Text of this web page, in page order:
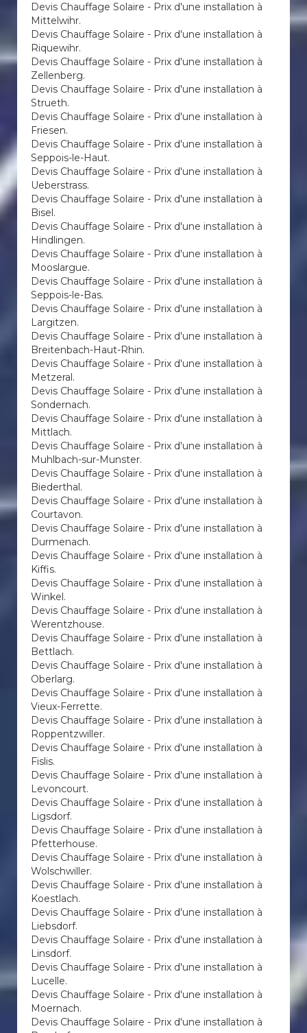
Devis Chauffage Solaire - Prix d'une installation à
Mittelwihr.
Devis Chauffage Solaire - Prix d'une installation à
Riquewihr.
Devis Chauffage Solaire - Prix d'une installation à
Zellenberg.
Devis Chauffage Solaire - Prix d'une installation à
Strueth.
Devis Chauffage Solaire - Prix d'une installation à
Friesen.
Devis Chauffage Solaire - Prix d'une installation à
Seppois-le-Haut.
Devis Chauffage Solaire - Prix d'une installation à
Ueberstrass.
Devis Chauffage Solaire - Prix d'une installation à
Bisel.
Devis Chauffage Solaire - Prix d'une installation à
Hindlingen.
Devis Chauffage Solaire - Prix d'une installation à
Mooslargue.
Devis Chauffage Solaire - Prix d'une installation à
Seppois-le-Bas.
Devis Chauffage Solaire - Prix d'une installation à
Largitzen.
Devis Chauffage Solaire - Prix d'une installation à
Breitenbach-Haut-Rhin.
Devis Chauffage Solaire - Prix d'une installation à
Metzeral.
Devis Chauffage Solaire - Prix d'une installation à
Sondernach.
Devis Chauffage Solaire - Prix d'une installation à
Mittlach.
Devis Chauffage Solaire - Prix d'une installation à
Muhlbach-sur-Munster.
Devis Chauffage Solaire - Prix d'une installation à
Biederthal.
Devis Chauffage Solaire - Prix d'une installation à
Courtavon.
Devis Chauffage Solaire - Prix d'une installation à
Durmenach.
Devis Chauffage Solaire - Prix d'une installation à
Kiffis.
Devis Chauffage Solaire - Prix d'une installation à
Winkel.
Devis Chauffage Solaire - Prix d'une installation à
Werentzhouse.
Devis Chauffage Solaire - Prix d'une installation à
Bettlach.
Devis Chauffage Solaire - Prix d'une installation à
Oberlarg.
Devis Chauffage Solaire - Prix d'une installation à
Vieux-Ferrette.
Devis Chauffage Solaire - Prix d'une installation à
Roppentzwiller.
Devis Chauffage Solaire - Prix d'une installation à
Fislis.
Devis Chauffage Solaire - Prix d'une installation à
Levoncourt.
Devis Chauffage Solaire - Prix d'une installation à
Ligsdorf.
Devis Chauffage Solaire - Prix d'une installation à
Pfetterhouse.
Devis Chauffage Solaire - Prix d'une installation à
Wolschwiller.
Devis Chauffage Solaire - Prix d'une installation à
Koestlach.
Devis Chauffage Solaire - Prix d'une installation à
Liebsdorf.
Devis Chauffage Solaire - Prix d'une installation à
Linsdorf.
Devis Chauffage Solaire - Prix d'une installation à
Lucelle.
Devis Chauffage Solaire - Prix d'une installation à
Moernach.
Devis Chauffage Solaire - Prix d'une installation à